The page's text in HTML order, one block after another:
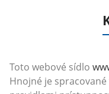
Toto webové sídlo
Hnojné je